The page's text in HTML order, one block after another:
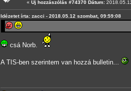
« Új hozzászólás #74370 Dátum:
Idézetet írta: zacci - 2018.05.12 szombat, 09:59:08
csá Norb.
A TIS-ben szerintem van hozzá bulletin...